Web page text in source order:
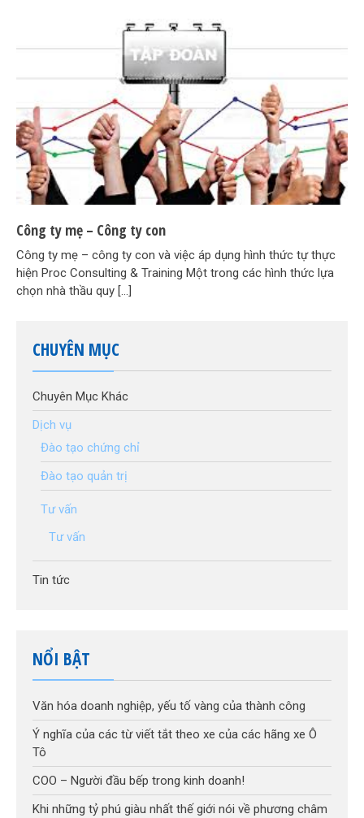
Công ty mẹ – Công ty con
Công ty mẹ – công ty con và việc áp dụng hình thức tự thực
hiện Proc Consulting & Training Một trong các hình thức lựa
chọn nhà thầu quy […]
CHUYÊN MỤC
Chuyên Mục Khác
Dịch vụ
Đào tạo chứng chỉ
Đào tạo quản trị
Tư vấn
Tư vấn
Tin tức
NỔI BẬT
Văn hóa doanh nghiệp, yếu tố vàng của thành công
Ý nghĩa của các từ viết tắt theo xe của các hãng xe Ô
Tô
COO – Người đầu bếp trong kinh doanh!
Khi những tỷ phú giàu nhất thế giới nói về phương châm